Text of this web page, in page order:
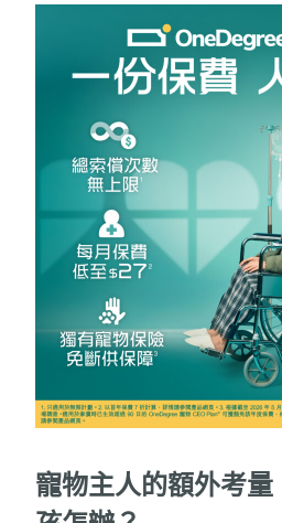
寵物主人的額外考